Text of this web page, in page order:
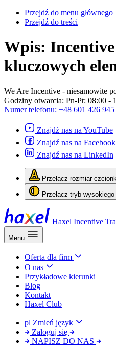
Przejdź do menu głównego
Przejdź do treści
Wpis:
kluczowych
We Are Incentive - niesamowite
Godziny otwarcia: Pn-Pt: 08:00 -
Numer telefonu: +48 601 426 945
Znajdź nas na YouTube
Znajdź nas na Facebook
Znajdź nas na LinkedIn
Przełącz rozmiar
Przełącz tryb
Haxel Incentive
Menu
Oferta dla firm
O nas
Przykładowe kierunki
Blog
Kontakt
Haxel Club
pl Zmień język
Zaloguj się
NAPISZ DO NAS